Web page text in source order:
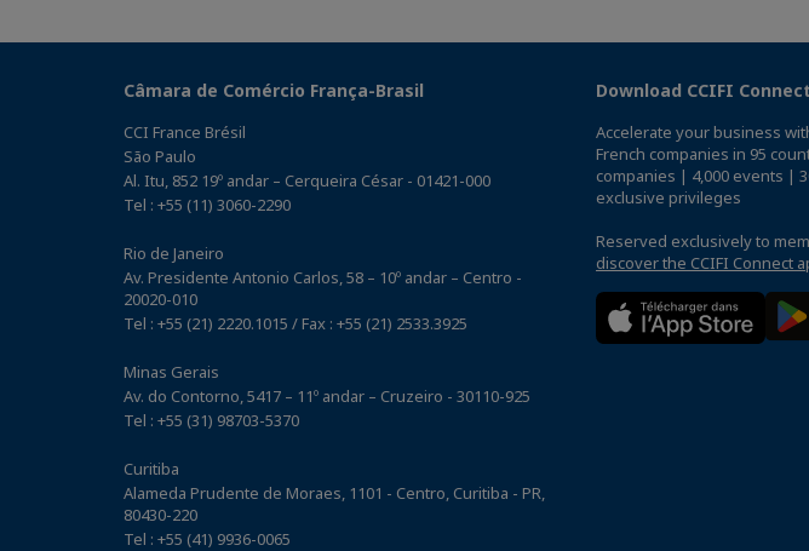
Câmara de Comércio França-Brasil
CCI France Brésil
São Paulo
Al. Itu, 852 19º andar – Cerqueira César - 01421-000
Tel : +55 (11) 3060-2290
Rio de Janeiro
Av. Presidente Antonio Carlos, 58 – 10º andar – Centro -
20020-010
Tel : +55 (21) 2220.1015 / Fax : +55 (21) 2533.3925
Minas Gerais
Av. do Contorno, 5417 – 11º andar – Cruzeiro - 30110-925
Tel : +55 (31) 98703-5370
Curitiba
Alameda Prudente de Moraes, 1101 - Centro, Curitiba - PR,
80430-220
Tel : +55 (41) 9936-0065
Download CCIFI
Accelerate your business
French companies in 95
companies | 4,000 events |
exclusive privileges
Reserved exclusively to
discover the CCIFI Connect